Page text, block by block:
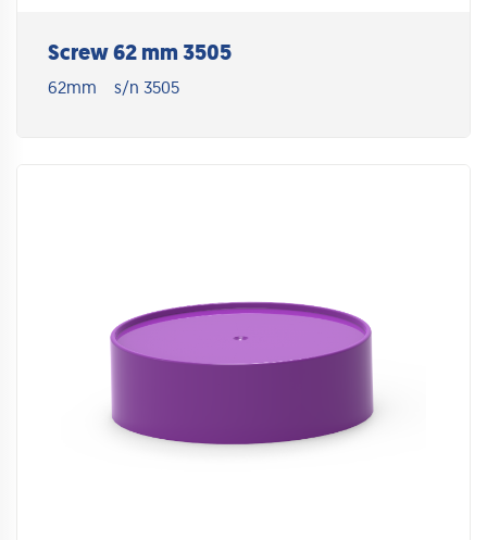
Screw 62 mm 3505
62mm s/n 3505